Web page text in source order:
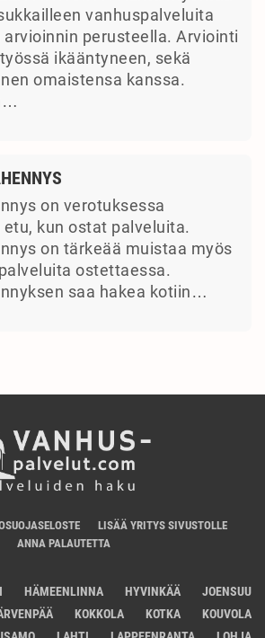
vanhuspalveluita
perusteella. Arviointi
ikääntyneen, sekä
omaistensa kanssa.
on verotuksessa
kun ostat palveluita.
on tärkeää muistaa myös
ostettaessa.
saa hakea kotiin…
LISÄÄ YRITYS SIVUSTOLLE
ANNA PALAUTETTA
HÄMEENLINNA HYVINKÄÄ
JOENSUU
KOKKOLA KOTKA
KOUVOLA